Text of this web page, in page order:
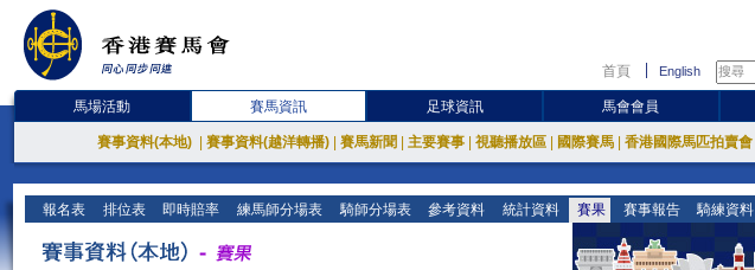
首頁 English
馬場活動 賽馬資訊 足球資訊 馬會會員
賽事資料(本地) 賽事資料(越洋轉播) 賽馬新聞 主要賽事 視聽播放區 國際賽馬 香港國際馬匹拍賣會
報名表 排位表 即時賠率 練馬師分場表 騎師分場表 參考資料 統計資料 賽果 賽事報告 騎練資料